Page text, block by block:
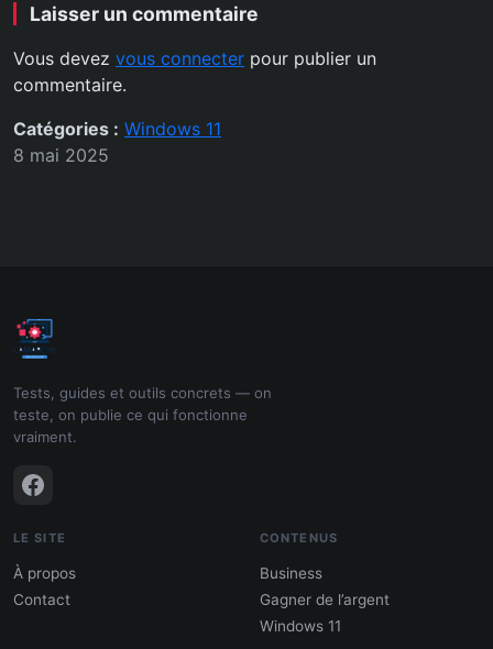
Laisser un commentaire
Vous devez vous connecter pour publier un
commentaire.
Catégories : Windows 11
8 mai 2025
Tests, guides et outils concrets — on
teste, on publie ce qui fonctionne
vraiment.
LE SITE
À propos
Contact
CONTENUS
Business
Gagner de l’argent
Windows 11